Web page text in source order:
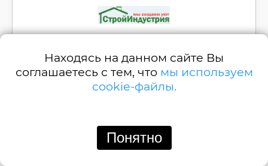
Позвонить Написать
Каркасный двухэтажный дом c террасой с
тремя спальнями №D194-2
Находясь на данном сайте Вы
соглашаетесь с тем, что мы используем
cookie-файлы.
Понятно